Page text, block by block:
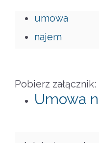
umowa
najem
Pobierz załącznik:
Umowa